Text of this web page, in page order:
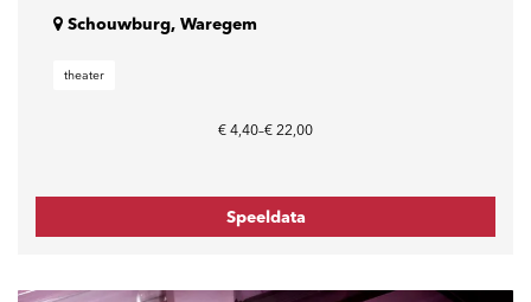
Schouwburg, Waregem
theater
€ 4,40–€ 22,00
Speeldata